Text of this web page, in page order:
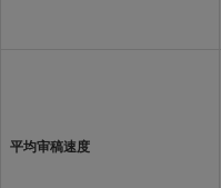
平均审稿速度